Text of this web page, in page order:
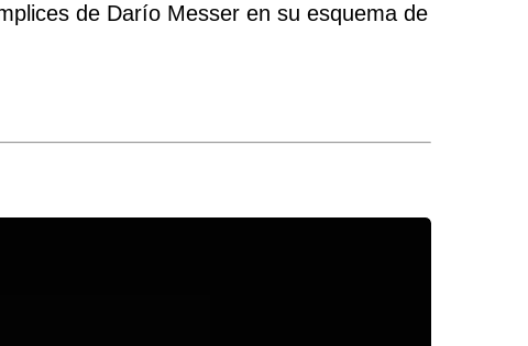
de Darío Messer en su esquema de